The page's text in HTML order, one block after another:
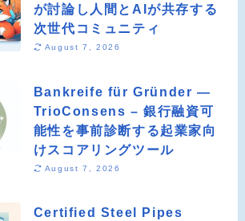
が討論し人間とAIが共存する
次世代コミュニティ
August 7, 2026
Bankreife für Gründer —
TrioConsens – 銀行融資可
能性を事前診断する起業家向
けスコアリングツール
August 7, 2026
Certified Steel Pipes